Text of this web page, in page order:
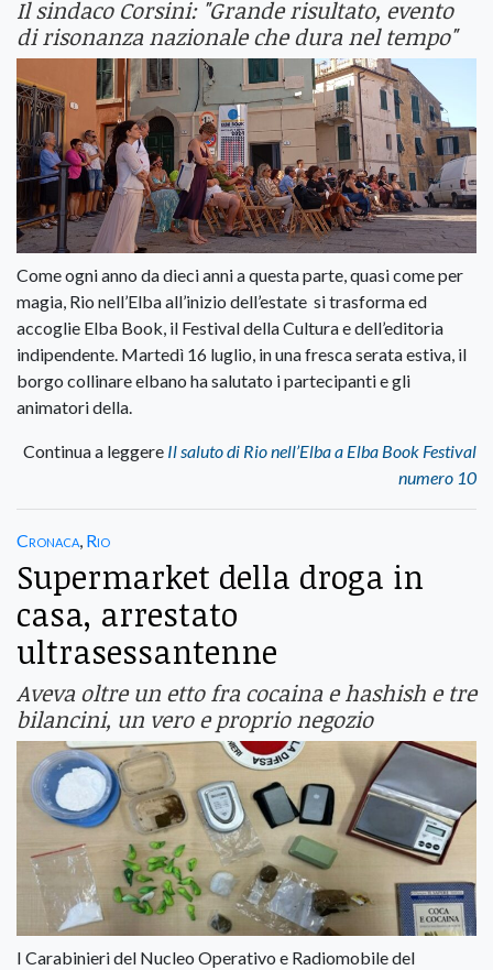
Il sindaco Corsini: "Grande risultato, evento
di risonanza nazionale che dura nel tempo"
Come ogni anno da dieci anni a questa parte, quasi come per
magia, Rio nell’Elba all’inizio dell’estate si trasforma ed
accoglie Elba Book, il Festival della Cultura e dell’editoria
indipendente. Martedì 16 luglio, in una fresca serata estiva, il
borgo collinare elbano ha salutato i partecipanti e gli
animatori della.
Continua a leggere Il saluto di Rio nell’Elba a Elba Book Festival
numero 10
Cronaca, Rio
Supermarket della droga in
casa, arrestato
ultrasessantenne
Aveva oltre un etto fra cocaina e hashish e tre
bilancini, un vero e proprio negozio
I Carabinieri del Nucleo Operativo e Radiomobile del